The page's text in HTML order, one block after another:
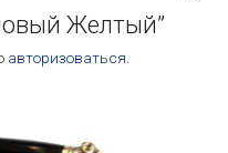
Желтый”
авторизоваться